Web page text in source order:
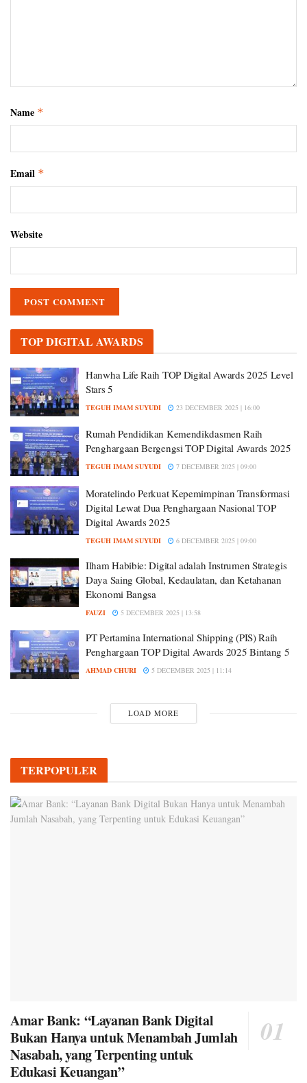
Name *
Email *
Website
TOP DIGITAL AWARDS
Hanwha Life Raih TOP Digital Awards 2025 Level
Stars 5
TEGUH IMAM SUYUDI 23 DECEMBER 2025 | 16:00
Rumah Pendidikan Kemendikdasmen Raih
Penghargaan Bergengsi TOP Digital Awards 2025
TEGUH IMAM SUYUDI 7 DECEMBER 2025 | 09:00
Moratelindo Perkuat Kepemimpinan Transformasi
Digital Lewat Dua Penghargaan Nasional TOP
Digital Awards 2025
TEGUH IMAM SUYUDI 6 DECEMBER 2025 | 09:00
Ilham Habibie: Digital adalah Instrumen Strategis
Daya Saing Global, Kedaulatan, dan Ketahanan
Ekonomi Bangsa
FAUZI 5 DECEMBER 2025 | 13:58
PT Pertamina International Shipping (PIS) Raih
Penghargaan TOP Digital Awards 2025 Bintang 5
AHMAD CHURI 5 DECEMBER 2025 | 11:14
LOAD MORE
TERPOPULER
Amar Bank: “Layanan Bank Digital
Bukan Hanya untuk Menambah Jumlah
Nasabah, yang Terpenting untuk
Edukasi Keuangan”